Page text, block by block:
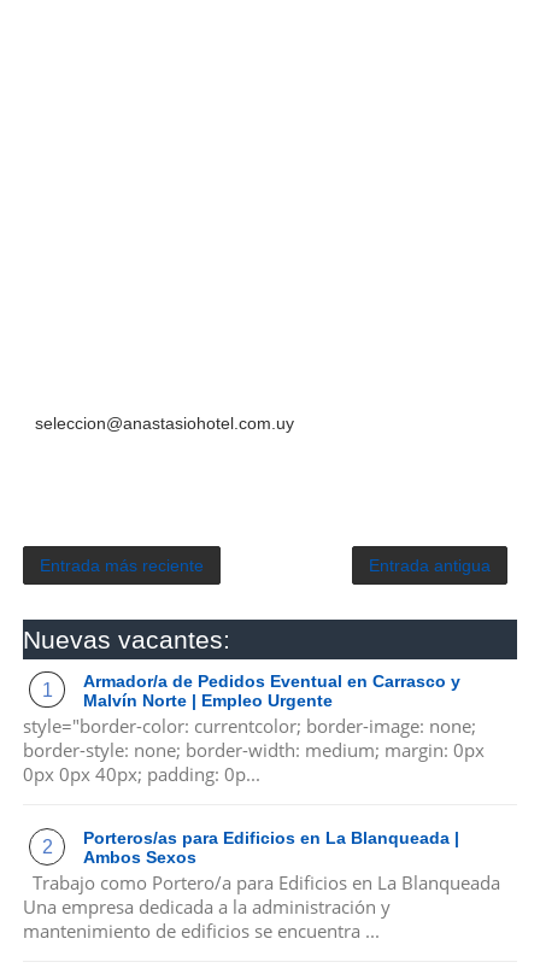
seleccion@anastasiohotel.com.uy
Entrada más reciente Entrada antigua
Nuevas vacantes:
Armador/a de Pedidos Eventual en Carrasco y
Malvín Norte | Empleo Urgente
style="border-color: currentcolor; border-image: none;
border-style: none; border-width: medium; margin: 0px
0px 0px 40px; padding: 0p...
Porteros/as para Edificios en La Blanqueada |
Ambos Sexos
Trabajo como Portero/a para Edificios en La Blanqueada
Una empresa dedicada a la administración y
mantenimiento de edificios se encuentra ...